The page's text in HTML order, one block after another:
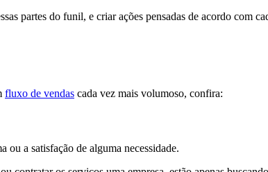
partes do funil, e criar ações pensadas de acordo com
fluxo de vendas cada vez mais volumoso, confira:
ou a satisfação de alguma necessidade.